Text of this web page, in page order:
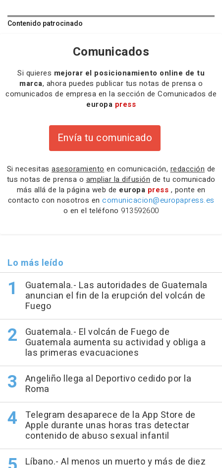
Contenido patrocinado
Comunicados
Si quieres mejorar el posicionamiento online de tu
marca, ahora puedes publicar tus notas de prensa o
comunicados de empresa en la sección de Comunicados de
europa press
Envía tu comunicado
Si necesitas asesoramiento en comunicación, redacción de
tus notas de prensa o ampliar la difusión de tu comunicado
más allá de la página web de europa press , ponte en
contacto con nosotros en comunicacion@europapress.es
o en el teléfono 913592600
Lo más leído
Guatemala.- Las autoridades de Guatemala
anuncian el fin de la erupción del volcán de
Fuego
Guatemala.- El volcán de Fuego de
Guatemala aumenta su actividad y obliga a
las primeras evacuaciones
Angeliño llega al Deportivo cedido por la
Roma
Telegram desaparece de la App Store de
Apple durante unas horas tras detectar
contenido de abuso sexual infantil
Líbano.- Al menos un muerto y más de diez